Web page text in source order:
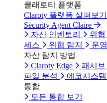
클래로티 플랫폼
Claroty 플랫폼 살펴보기
Security Agent Claire
자산 인벤토리
위협
세스
위협 탐지
운
자산 탐지 방법
Claroty Edge
패시브
파일 분석
에코시스
통합
모든 통합 보기